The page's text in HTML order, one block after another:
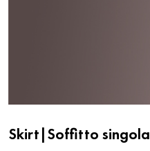
Skirt|Soffitto singola